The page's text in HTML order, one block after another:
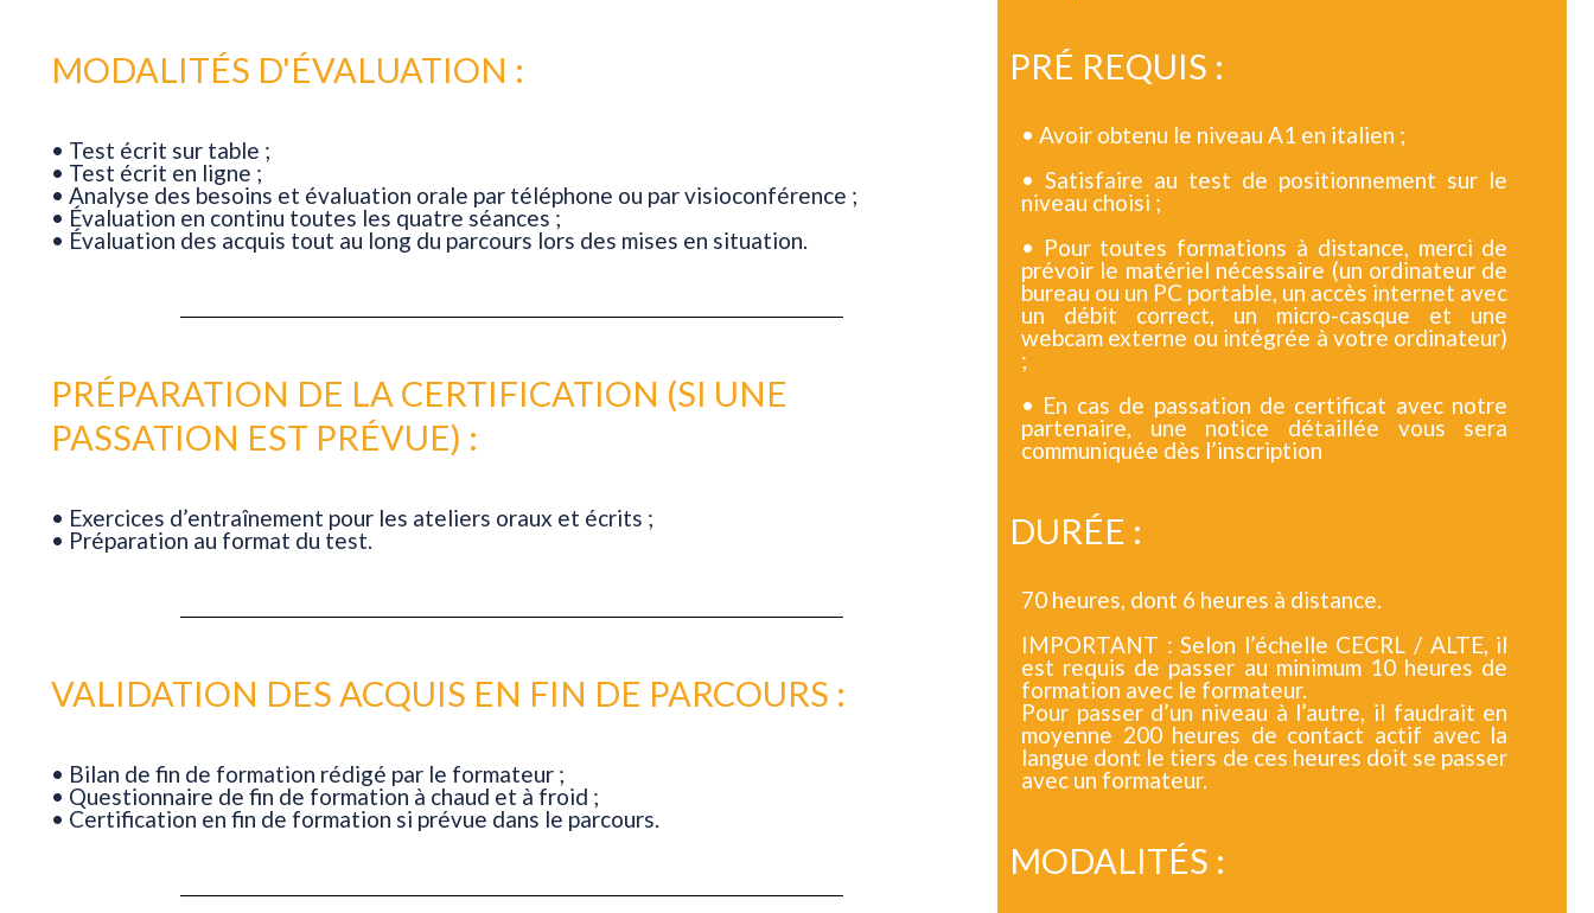
MODALITÉS D'ÉVALUATION :
• Test écrit sur table ;
• Test écrit en ligne ;
• Analyse des besoins et évaluation orale par téléphone ou par visioconférence ;
• Évaluation en continu toutes les quatre séances ;
• Évaluation des acquis tout au long du parcours lors des mises en situation.
PRÉPARATION DE LA CERTIFICATION (SI UNE
PASSATION EST PRÉVUE) :
• Exercices d’entraînement pour les ateliers oraux et écrits ;
• Préparation au format du test.
VALIDATION DES ACQUIS EN FIN DE PARCOURS :
• Bilan de fin de formation rédigé par le formateur ;
• Questionnaire de fin de formation à chaud et à froid ;
• Certification en fin de formation si prévue dans le parcours.
PRÉ REQUIS :
• Avoir obtenu le niveau A1 en italien ;
• Satisfaire au test de positionnement sur le
niveau choisi ;
• Pour toutes formations à distance, merci de
prévoir le matériel nécessaire (un ordinateur de
bureau ou un PC portable, un accès internet avec
un débit correct, un micro-casque et une
webcam externe ou intégrée à votre ordinateur)
;
• En cas de passation de certificat avec notre
partenaire, une notice détaillée vous sera
communiquée dès l’inscription
DURÉE :
70 heures, dont 6 heures à distance.
IMPORTANT : Selon l’échelle CECRL / ALTE, il
est requis de passer au minimum 10 heures de
formation avec le formateur.
Pour passer d’un niveau à l’autre, il faudrait en
moyenne 200 heures de contact actif avec la
langue dont le tiers de ces heures doit se passer
avec un formateur.
MODALITÉS :